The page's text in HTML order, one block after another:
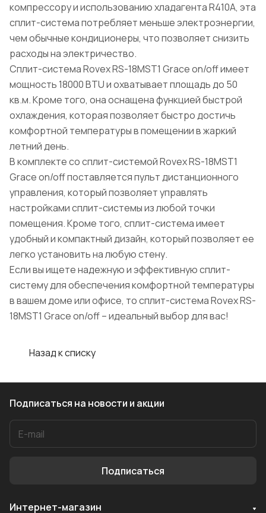
компрессору и использованию хладагента R410A, эта
сплит-система потребляет меньше электроэнергии,
чем обычные кондиционеры, что позволяет снизить
расходы на электричество.
Сплит-система Rovex RS-18MST1 Grace on/off имеет
мощность 18000 BTU и охватывает площадь до 50
кв.м. Кроме того, она оснащена функцией быстрой
охлаждения, которая позволяет быстро достичь
комфортной температуры в помещении в жаркий
летний день.
В комплекте со сплит-системой Rovex RS-18MST1
Grace on/off поставляется пульт дистанционного
управления, который позволяет управлять
настройками сплит-системы из любой точки
помещения. Кроме того, сплит-система имеет
удобный и компактный дизайн, который позволяет ее
легко установить на любую стену.
Если вы ищете надежную и эффективную сплит-
систему для обеспечения комфортной температуры
в вашем доме или офисе, то сплит-система Rovex RS-
18MST1 Grace on/off – идеальный выбор для вас!
Назад к списку
Подписаться на новости и акции
Подписаться
Интернет-магазин